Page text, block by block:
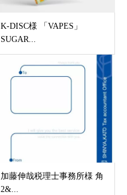
K-DISC様 「VAPES」
SUGAR...
加藤伸哉税理士事務所様 角
2&...